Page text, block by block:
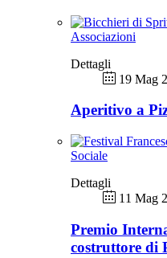
Associazioni
Dettagli
19 Mag
Aperitivo a
Sociale
Dettagli
11 Mag
Premio
costruttore di